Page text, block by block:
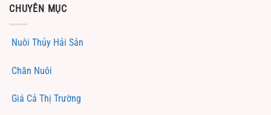
CHUYÊN MỤC
Nuôi Thủy Hải Sản
Chăn Nuôi
Giá Cả Thị Trường